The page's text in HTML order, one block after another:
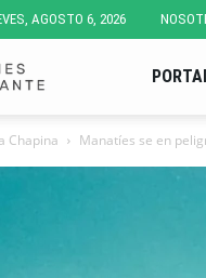
AGOSTO 6, 2026
Pa'
Chapina Manatíes se en